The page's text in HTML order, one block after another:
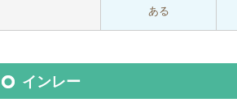
ある
インレー